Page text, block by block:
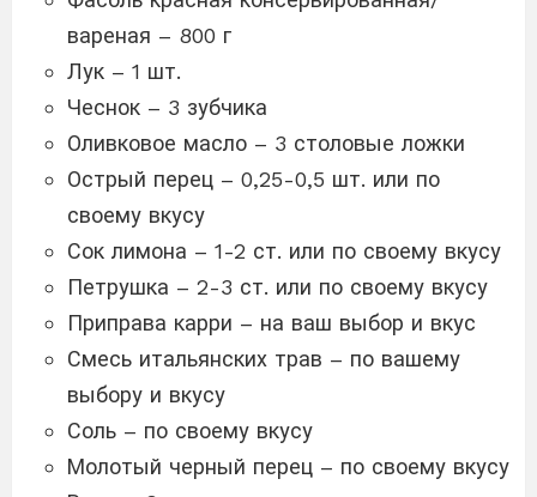
вареная – 800 г
Лук – 1 шт.
Чеснок – 3 зубчика
Оливковое масло – 3 столовые ложки
Острый перец – 0,25-0,5 шт. или по
своему вкусу
Сок лимона – 1-2 ст. или по своему вкусу
Петрушка – 2-3 ст. или по своему вкусу
Приправа карри – на ваш выбор и вкус
Смесь итальянских трав – по вашему
выбору и вкусу
Соль – по своему вкусу
Молотый черный перец – по своему вкусу